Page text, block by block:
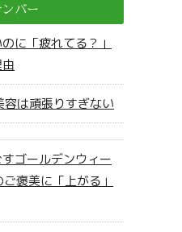
バー
に「疲れてる？」
は頑張りすぎない
ゴールデンウィー
褒美に「上がる」